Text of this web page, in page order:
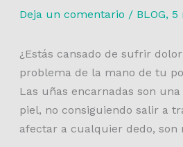
Deja un comentario / BLOG, 5
¿Estás cansado de sufrir
problema de la mano de tu
Las uñas encarnadas son
piel, no consiguiendo salir a
afectar a cualquier dedo, son